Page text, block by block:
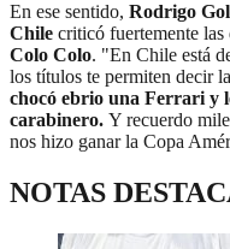
En ese sentido, Rodrigo
Chile criticó fuertemente
Colo Colo. "En Chile está
los títulos te permiten decir
chocó ebrio una Ferrari y
carabinero. Y recuerdo
nos hizo ganar la Copa
NOTAS